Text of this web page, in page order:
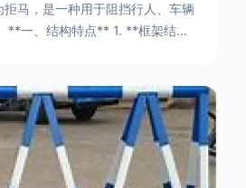
马，是一种用于阻挡行人、车辆
框架相互连接，形成一个稳定的
冲击力。例如，在一些临时交通
框架的拒马护栏可以很方便地拼接
三角锥形状的结构单